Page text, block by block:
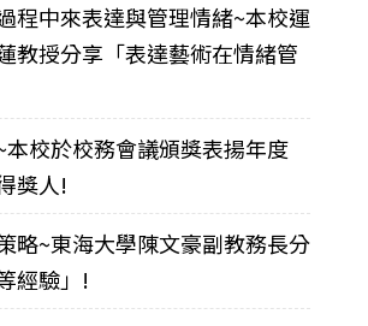
程中來表達與管理情緒~本校運
教授分享「表達藝術在情緒管
校於校務會議頒獎表揚年度
獎人!
略~東海大學陳文豪副教務長分
經驗」!